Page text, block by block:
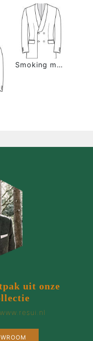
Smoking modellen
uit onze
www.resui.nl